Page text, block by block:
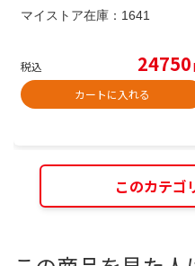
マイストア在庫： 1641
税込 24750
カートに入れる
このカテゴ